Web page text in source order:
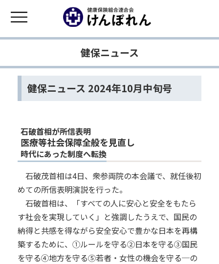
健保ニュース
健保ニュース 2024年10月中旬号
石破首相が所信表明
医療等社会保障全般を見直し
時代にあった制度へ転換
石破茂首相は4日、衆参両院の本会議で、就任後初
めての所信表明演説を行った。
石破首相は、「すべての人に安心と安全をもたら
す社会を実現していく」と強調したうえで、国民の
納得と共感を得ながら安全安心で豊かな日本を再構
築するために、①ルールを守る②日本を守る③国民
を守る④地方を守る⑤若者・女性の機会を守る─の